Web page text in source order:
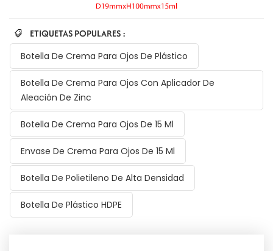
ETIQUETAS POPULARES :
Botella De Crema Para Ojos De Plástico
Botella De Crema Para Ojos Con Aplicador De
Aleación De Zinc
Botella De Crema Para Ojos De 15 Ml
Envase De Crema Para Ojos De 15 Ml
Botella De Polietileno De Alta Densidad
Botella De Plástico HDPE